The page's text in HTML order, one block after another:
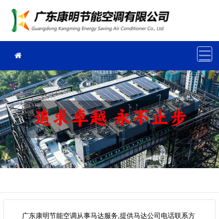
广东康明节能空调从事马达服务,提供马达公司电话联系方